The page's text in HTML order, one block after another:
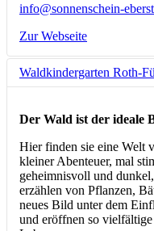
info@sonnenschein-
Zur Webseite
Waldkindergarten Roth-
Der Wald ist der ideale
Hier finden sie eine Welt
kleiner Abenteuer, mal
geheimnisvoll und
erzählen von Pflanzen,
neues Bild unter dem
und eröffnen so